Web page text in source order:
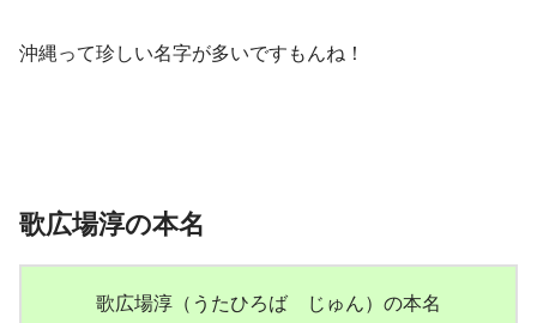
沖縄って珍しい名字が多いですもんね！
歌広場淳の本名
歌広場淳（うたひろば じゅん）の本名